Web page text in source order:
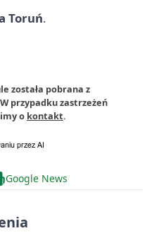
Toruń.
została pobrana z
przypadku zastrzeżeń
o kontakt.
Google News